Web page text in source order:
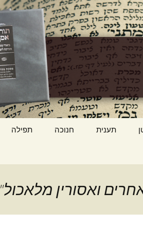
תענית חנוכה תפילה
ואסורין מלאכול"